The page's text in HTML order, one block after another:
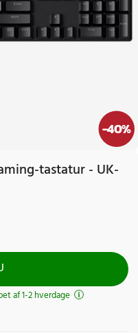
-40%
tastatur - UK-
af 1-2 hverdage